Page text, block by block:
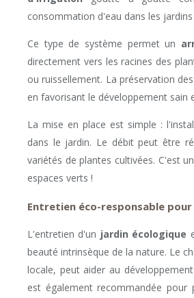
consommation d'eau dans les
Ce type de système permet un
directement vers les racines des
ou ruissellement. La préservation
en favorisant le développement sain
La mise en place est simple :
dans le jardin. Le débit peut être
variétés de plantes cultivées. C'est
espaces verts !
Entretien éco-responsable
L'entretien d'un jardin écologique
beauté intrinsèque de la nature. Le
locale, peut aider au
est également recommandée